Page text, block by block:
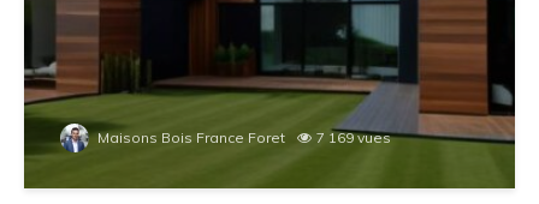
Maisons Bois France Foret 7 169 vues